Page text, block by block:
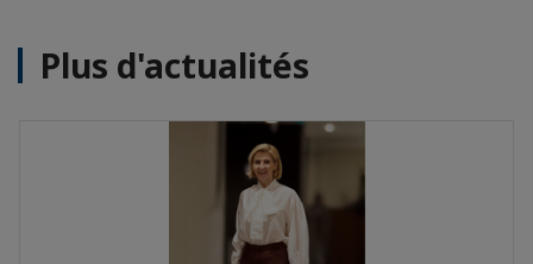
Plus d'actualités